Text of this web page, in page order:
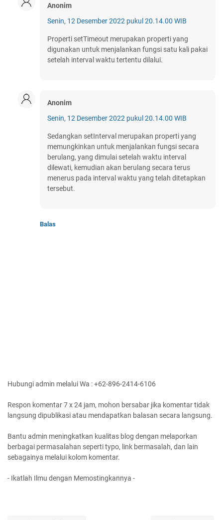
Anonim
Senin, 12 Desember 2022 pukul 20.14.00 WIB
Properti setTimeout merupakan properti yang
digunakan untuk menjalankan fungsi satu kali pakai
setelah interval waktu tertentu dilalui.
Anonim
Senin, 12 Desember 2022 pukul 20.14.00 WIB
Sedangkan setInterval merupakan properti yang
memungkinkan untuk menjalankan fungsi secara
berulang, yang dimulai setelah waktu interval
dilewati, kemudian akan berulang secara terus
menerus pada interval waktu yang telah ditetapkan
tersebut.
Balas
Hubungi admin melalui Wa : +62-896-2414-6106
Respon komentar 7 x 24 jam, mohon bersabar jika komentar tidak
langsung dipublikasi atau mendapatkan balasan secara langsung.
Bantu admin meningkatkan kualitas blog dengan melaporkan
berbagai permasalahan seperti typo, link bermasalah, dan lain
sebagainya melalui kolom komentar.
- Ikatlah Ilmu dengan Memostingkannya -